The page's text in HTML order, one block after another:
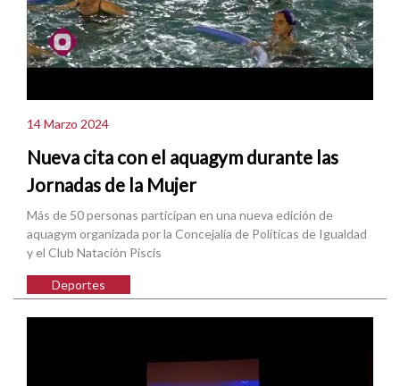
14 Marzo 2024
Nueva cita con el aquagym durante las
Jornadas de la Mujer
Más de 50 personas participan en una nueva edición de
aquagym organizada por la Concejalía de Políticas de Igualdad
y el Club Natación Piscis
Deportes